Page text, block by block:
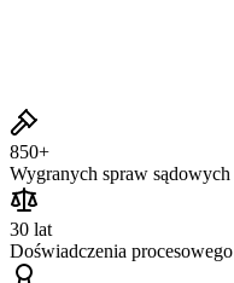
850+
Wygranych spraw sądowych
30 lat
Doświadczenia procesowego